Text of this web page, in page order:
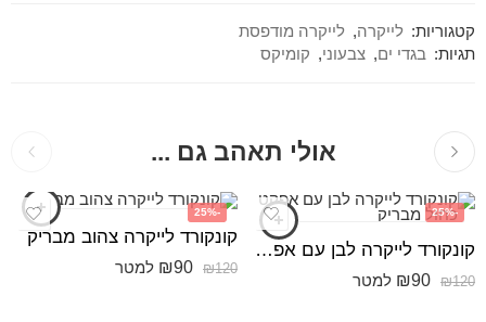
קטגוריות: לייקרה, לייקרה מודפסת
תגיות: בגדי ים, צבעוני, קומיקס
אולי תאהב גם ...
-25%
קונקורד לייקרה לבן עם אפקט כחול מבריק
₪120
₪90 למטר
-25%
קונקורד לייקרה צהוב מבריק
₪120
₪90 למטר